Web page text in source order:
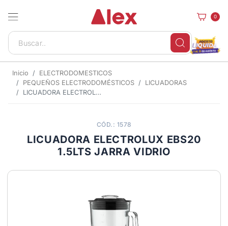
0
Inicio
ELECTRODOMESTICOS
PEQUEÑOS ELECTRODOMÉSTICOS
LICUADORAS
LICUADORA ELECTROLUX EBS20 1.5LTS JARRA VIDRIO
CÓD.: 1578
LICUADORA ELECTROLUX EBS20
1.5LTS JARRA VIDRIO